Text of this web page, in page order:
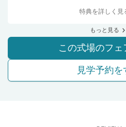
特典を詳しく見
もっと見る
この式場のフェ
見学予約を